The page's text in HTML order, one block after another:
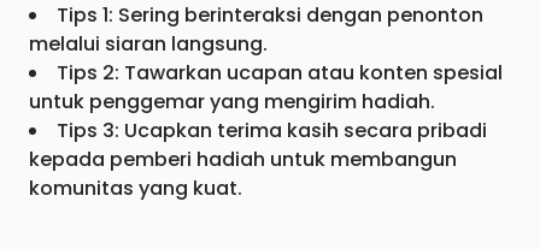
Tips 1: Sering berinteraksi dengan penonton
melalui siaran langsung.
Tips 2: Tawarkan ucapan atau konten spesial
untuk penggemar yang mengirim hadiah.
Tips 3: Ucapkan terima kasih secara pribadi
kepada pemberi hadiah untuk membangun
komunitas yang kuat.